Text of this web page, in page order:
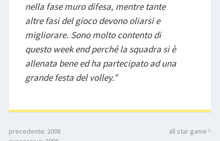
nella fase muro difesa, mentre tante
altre fasi del gioco devono oliarsi e
migliorare. Sono molto contento di
questo week end perché la squadra si è
allenata bene ed ha partecipato ad una
grande festa del volley.”
precedente: 2008
all star game